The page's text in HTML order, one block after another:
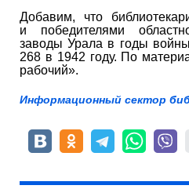
Добавим, что
и победителями
заводы Урала в годы
268 в 1942 году. По
рабочий».
Информационный сектор